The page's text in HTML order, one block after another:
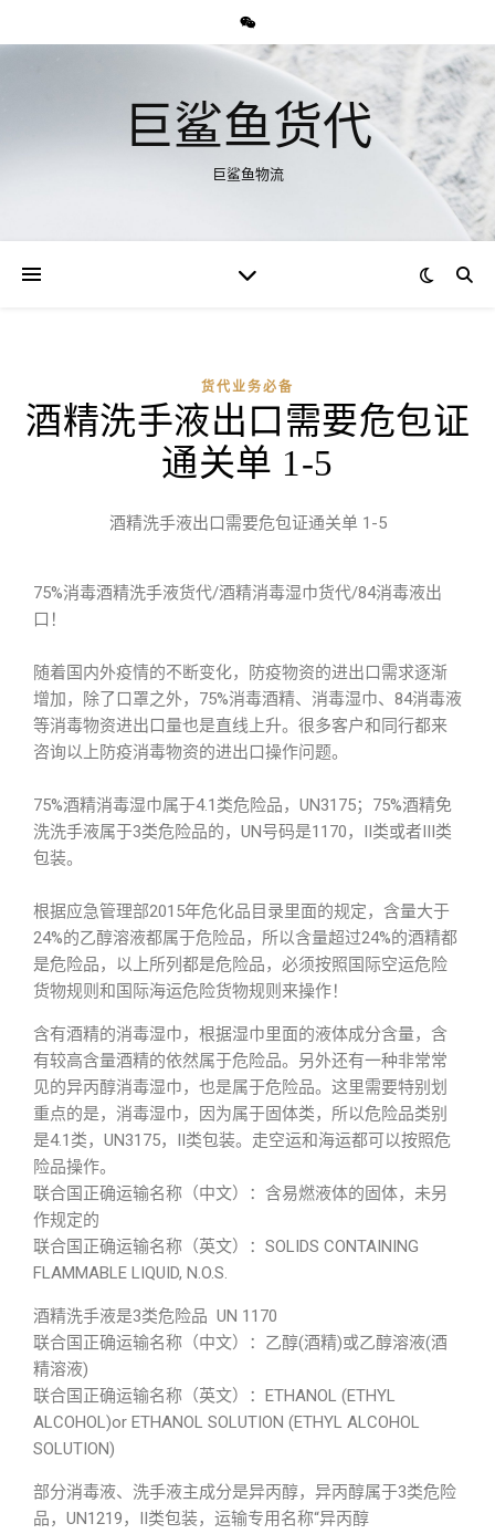
巨鲨鱼货代
巨鲨鱼物流
货代业务必备
酒精洗手液出口需要危包证
通关单 1-5
酒精洗手液出口需要危包证通关单 1-5
75%消毒酒精洗手液货代/酒精消毒湿巾货代/84消毒液出
口！
随着国内外疫情的不断变化，防疫物资的进出口需求逐渐
增加，除了口罩之外，75%消毒酒精、消毒湿巾、84消毒液
等消毒物资进出口量也是直线上升。很多客户和同行都来
咨询以上防疫消毒物资的进出口操作问题。
75%酒精消毒湿巾属于4.1类危险品，UN3175；75%酒精免
洗洗手液属于3类危险品的，UN号码是1170，II类或者III类
包装。
根据应急管理部2015年危化品目录里面的规定，含量大于
24%的乙醇溶液都属于危险品，所以含量超过24%的酒精都
是危险品，以上所列都是危险品，必须按照国际空运危险
货物规则和国际海运危险货物规则来操作！
含有酒精的消毒湿巾，根据湿巾里面的液体成分含量，含
有较高含量酒精的依然属于危险品。另外还有一种非常常
见的异丙醇消毒湿巾，也是属于危险品。这里需要特别划
重点的是，消毒湿巾，因为属于固体类，所以危险品类别
是4.1类，UN3175，II类包装。走空运和海运都可以按照危
险品操作。
联合国正确运输名称（中文）：含易燃液体的固体，未另
作规定的
联合国正确运输名称（英文）：SOLIDS CONTAINING
FLAMMABLE LIQUID, N.O.S.
酒精洗手液是3类危险品 UN 1170
联合国正确运输名称（中文）：乙醇(酒精)或乙醇溶液(酒
精溶液)
联合国正确运输名称（英文）：ETHANOL (ETHYL
ALCOHOL)or ETHANOL SOLUTION (ETHYL ALCOHOL
SOLUTION)
部分消毒液、洗手液主成分是异丙醇，异丙醇属于3类危险
品，UN1219，II类包装，运输专用名称“异丙醇